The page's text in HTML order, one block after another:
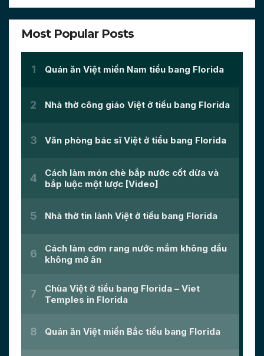
Most Popular Posts